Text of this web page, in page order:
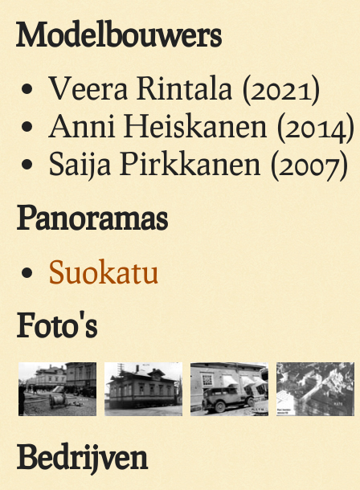
Modelbouwers
Veera Rintala (2021)
Anni Heiskanen (2014)
Saija Pirkkanen (2007)
Panoramas
Suokatu
Foto's
Bedrijven